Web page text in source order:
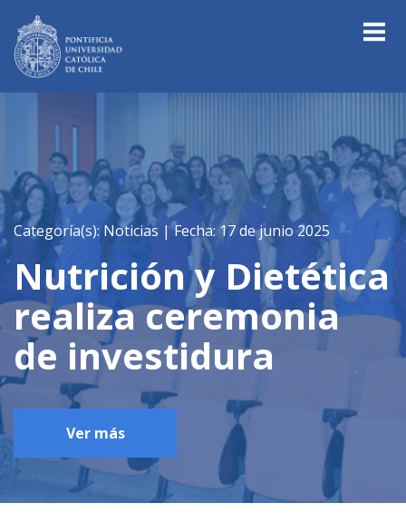
Categoría(s): Noticias |Fecha: 17 de junio 2025
Nutrición y Dietética
realiza ceremonia
de investidura
Ver más